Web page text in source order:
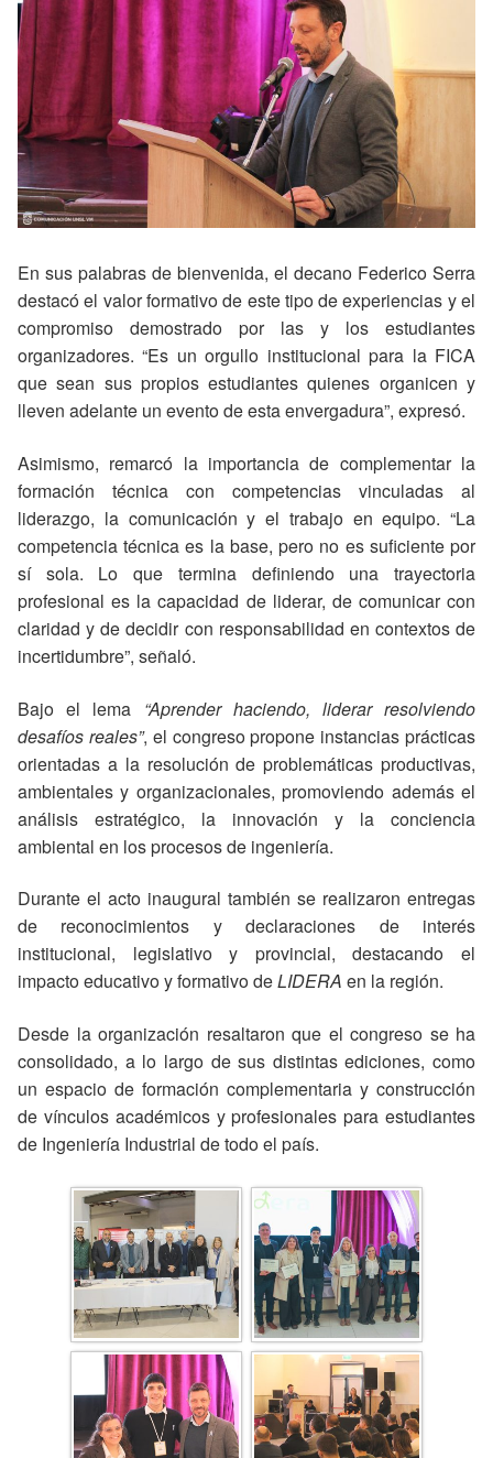
En sus palabras de bienvenida, el decano Federico Serra
destacó el valor formativo de este tipo de experiencias y el
compromiso demostrado por las y los estudiantes
organizadores. “Es un orgullo institucional para la FICA
que sean sus propios estudiantes quienes organicen y
lleven adelante un evento de esta envergadura”, expresó.
Asimismo, remarcó la importancia de complementar la
formación técnica con competencias vinculadas al
liderazgo, la comunicación y el trabajo en equipo. “La
competencia técnica es la base, pero no es suficiente por
sí sola. Lo que termina definiendo una trayectoria
profesional es la capacidad de liderar, de comunicar con
claridad y de decidir con responsabilidad en contextos de
incertidumbre”, señaló.
Bajo el lema “Aprender haciendo, liderar resolviendo
desafíos reales”, el congreso propone instancias prácticas
orientadas a la resolución de problemáticas productivas,
ambientales y organizacionales, promoviendo además el
análisis estratégico, la innovación y la conciencia
ambiental en los procesos de ingeniería.
Durante el acto inaugural también se realizaron entregas
de reconocimientos y declaraciones de interés
institucional, legislativo y provincial, destacando el
impacto educativo y formativo deLIDERA en la región.
Desde la organización resaltaron que el congreso se ha
consolidado, a lo largo de sus distintas ediciones, como
un espacio de formación complementaria y construcción
de vínculos académicos y profesionales para estudiantes
de Ingeniería Industrial de todo el país.